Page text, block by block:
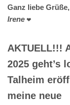
Ganz liebe Grüße,
Irene ❤️
AKTUELL!!!
2025 geht’s
Talheim
meine neue